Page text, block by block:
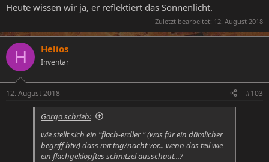
Heute wissen wir ja, er reflektiert das Sonnenlicht.
Zuletzt bearbeitet: 12. August 2018
H Helios
Inventar
12. August 2018 #103
Gorgo schrieb:
wie stellt sich ein "flach-erdler " (was für ein dämlicher
begriff btw) dass mit tag/nacht vor... wenn das teil wie
ein flachgeklopftes schnitzel ausschaut...?